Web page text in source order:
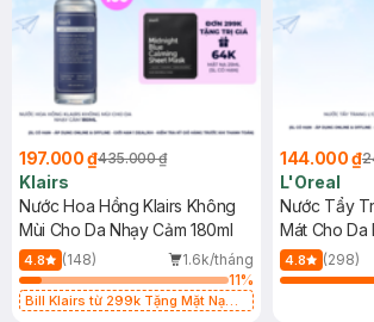
197.000 ₫435.000 ₫
Klairs
Nước Hoa Hồng Klairs Không
Mùi Cho Da Nhạy Cảm 180ml
4.8 (148)
1.6k/tháng
11%
Bill Klairs từ 299k Tặng Mặt Nạ
144.000 ₫
L'Oreal
Nước Tẩy
Mát Cho Da
400ml
4.8 (298)